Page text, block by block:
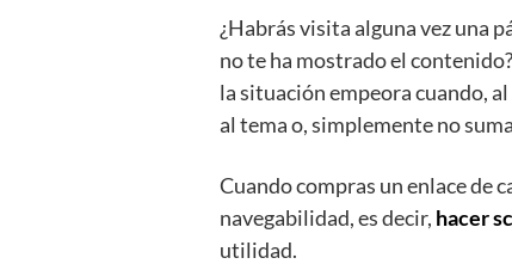
¿Habrás visita alguna vez una
no te ha mostrado el
la situación empeora cuando, al
al tema o, simplemente no
Cuando compras un enlace de
navegabilidad, es decir, hacer
utilidad.